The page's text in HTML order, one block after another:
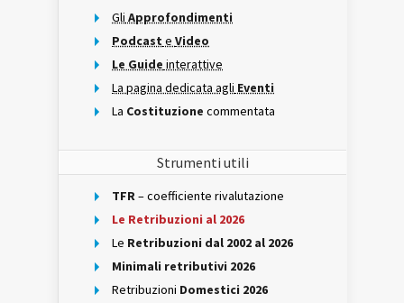
Gli Approfondimenti
Podcast e Video
Le Guide interattive
La pagina dedicata agli Eventi
La Costituzione commentata
Strumenti utili
TFR– coefficiente rivalutazione
Le Retribuzioni al 2026
Le Retribuzioni dal 2002 al 2026
Minimali retributivi 2026
Retribuzioni Domestici 2026